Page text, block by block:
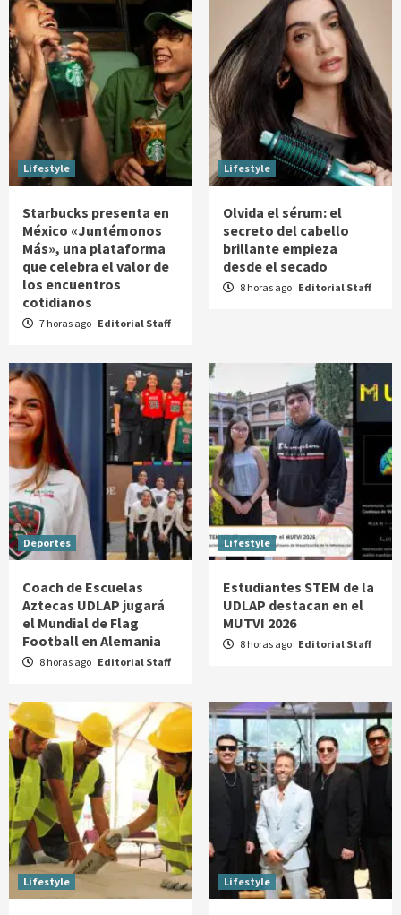
Lifestyle
Starbucks presenta en
México «Juntémonos
Más», una plataforma
que celebra el valor de
los encuentros
cotidianos
7 horas ago Editorial Staff
Lifestyle
Olvida el sérum: el
secreto del cabello
brillante empieza
desde el secado
8 horas ago Editorial Staff
Deportes
Coach de Escuelas
Aztecas UDLAP jugará
el Mundial de Flag
Football en Alemania
8 horas ago Editorial Staff
Lifestyle
Estudiantes STEM de la
UDLAP destacan en el
MUTVI 2026
8 horas ago Editorial Staff
Lifestyle Lifestyle